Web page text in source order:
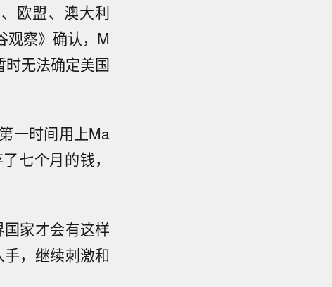
欧盟、澳大利
观察》确认，M
无法确定美国
一时间用上Ma
七个月的钱，
家才会有这样
，继续刺激和